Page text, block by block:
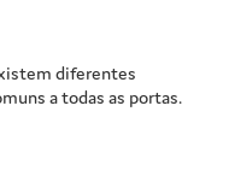
diferentes
a todas as portas.